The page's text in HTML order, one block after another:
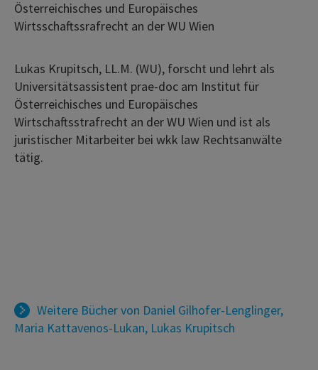
Österreichisches und Europäisches
Wirtsschaftssrafrecht an der WU Wien
Lukas Krupitsch, LL.M. (WU), forscht und lehrt als
Universitätsassistent prae-doc am Institut für
Österreichisches und Europäisches
Wirtschaftsstrafrecht an der WU Wien und ist als
juristischer Mitarbeiter bei wkk law Rechtsanwälte
tätig.
Weitere Bücher von Daniel Gilhofer-Lenglinger,
Maria Kattavenos-Lukan, Lukas Krupitsch